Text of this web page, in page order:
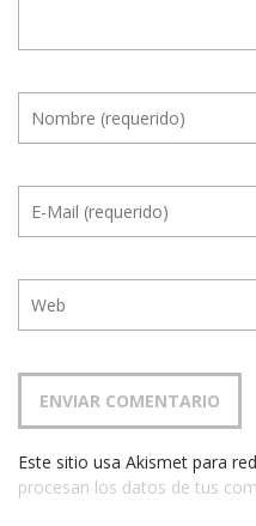
Este sitio usa Akismet para
procesan los datos de tus